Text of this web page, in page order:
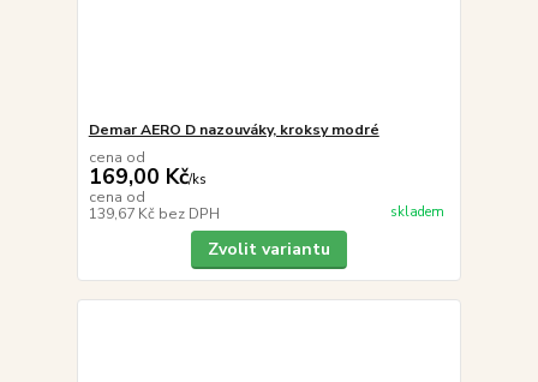
Demar AERO D nazouváky, kroksy modré
cena od
169,00 Kč/ks
cena od
139,67 Kč bez DPH skladem
Zvolit variantu